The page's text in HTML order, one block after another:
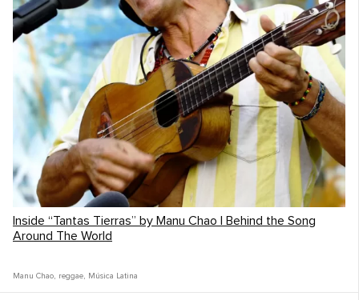
Inside “Tantas Tierras” by Manu Chao | Behind the Song
Around The World
Manu Chao, reggae, Música Latina